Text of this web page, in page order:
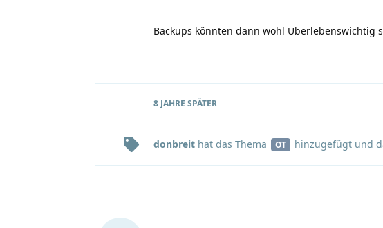
Backups könnten dann wohl Überlebenswichtig
8 JAHRE SPÄTER
donbreit hat das Thema OT hinzugefügt und